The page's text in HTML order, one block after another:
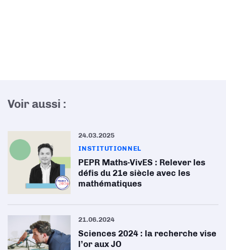
Voir aussi :
24.03.2025
INSTITUTIONNEL
PEPR Maths-VivES : Relever les
défis du 21e siècle avec les
mathématiques
21.06.2024
Sciences 2024 : la recherche vise
l’or aux JO